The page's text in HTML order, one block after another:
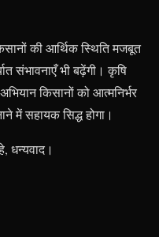
की आर्थिक स्थिति मजबूत
संभावनाएँ भी बढ़ेंगी। कृषि
किसानों को आत्मनिर्भर
में सहायक सिद्ध होगा।
धन्यवाद।